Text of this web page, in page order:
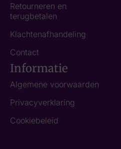
Retourneren en
terugbetalen
Klachtenafhandeling
Contact
Informatie
Algemene voorwaarden
Privacyverklaring
Cookiebeleid